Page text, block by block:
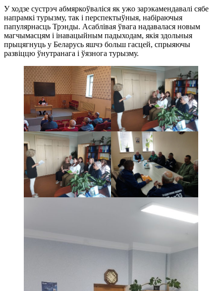
У ходзе сустрэч абмяркоўваліся як ужо зарэкамендавалі сябе
напрамкі турызму, так і перспектыўныя, набіраючыя
папулярнасць Трэнды. Асаблівая ўвага надавалася новым
магчымасцям і інавацыйным падыходам, якія здольныя
прыцягнуць у Беларусь яшчэ больш гасцей, спрыяючы
развіццю ўнутранага і ўязнога турызму.